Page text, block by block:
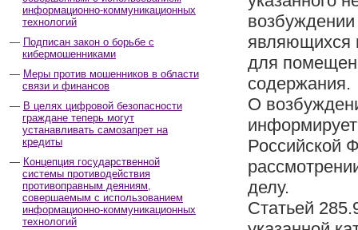
информационно-коммуникационных
технологий
Подписан закон о борьбе с
кибермошенниками
Меры против мошенников в области
связи и финансов
В целях цифровой безопасности
граждане теперь могут
устанавливать самозапрет на
кредиты
Концепция государственной
системы противодействия
противоправным деяниям,
совершаемым с использованием
информационно-коммуникационных
технологий
являющихся
для
содержания.
О
Российской
делу.
Статьей